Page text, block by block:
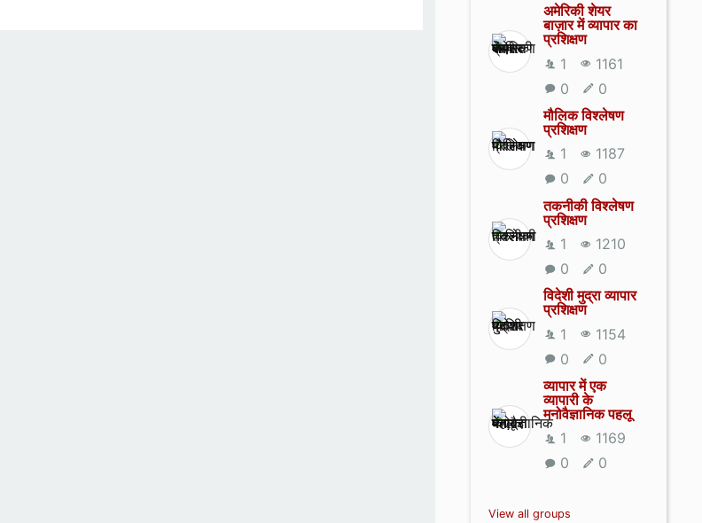
अमेरिकी शेयर
बाज़ार में व्यापार का
प्रशिक्षण
1
1161
0
0
मौलिक विश्लेषण
प्रशिक्षण
1
1187
0
0
तकनीकी विश्लेषण
प्रशिक्षण
1
1210
0
0
विदेशी मुद्रा व्यापार
प्रशिक्षण
1
1154
0
0
व्यापार में एक
व्यापारी के
मनोवैज्ञानिक पहलू
1
1169
0
0
View all groups